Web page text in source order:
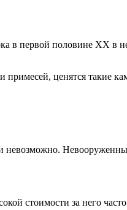
в первой половине ХХ в
ценятся такие
невозможно.
стоимости за него